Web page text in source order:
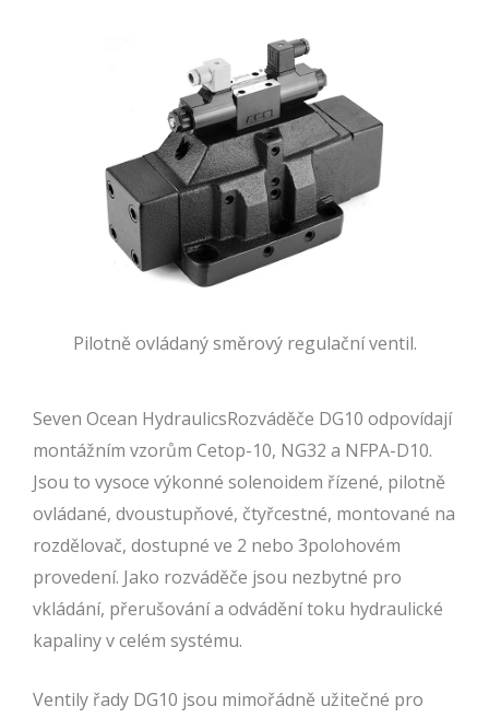
Pilotně ovládaný směrový regulační ventil.
Seven Ocean HydraulicsRozváděče DG10 odpovídají
montážním vzorům Cetop-10, NG32 a NFPA-D10.
Jsou to vysoce výkonné solenoidem řízené, pilotně
ovládané, dvoustupňové, čtyřcestné, montované na
rozdělovač, dostupné ve 2 nebo 3polohovém
provedení. Jako rozváděče jsou nezbytné pro
vkládání, přerušování a odvádění toku hydraulické
kapaliny v celém systému.
Ventily řady DG10 jsou mimořádně užitečné pro